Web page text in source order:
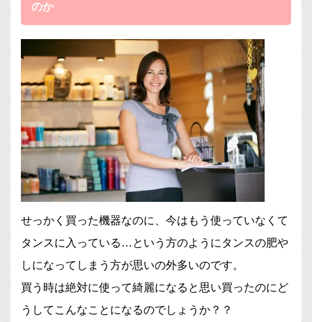
のか
せっかく買った機器なのに、今はもう使っていなくて
タンスに入っている…という方のようにタンスの肥や
しになってしまう方が思いの外多いのです。
買う時は絶対に使って綺麗になると思い買ったのにど
うしてこんなことになるのでしょうか？？